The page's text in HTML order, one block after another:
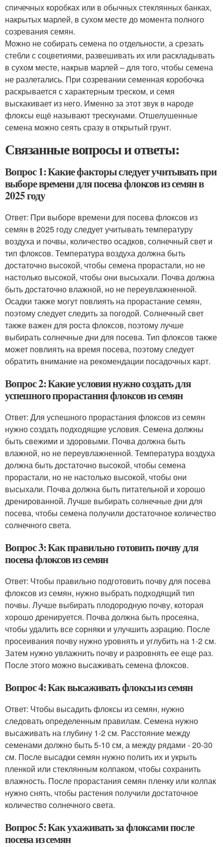
спичечных коробках или в обычных стеклянных банках,
накрытых марлей, в сухом месте до момента полного
созревания семян.
Можно не собирать семена по отдельности, а срезать
стебли с соцветиями, развешивать их или раскладывать
в сухом месте, накрыв марлей – для того, чтобы семена
не разлетались. При созревании семенная коробочка
раскрывается с характерным треском, и семя
выскакивает из него. Именно за этот звук в народе
флоксы ещё называют трескунами. Отшелушенные
семена можно сеять сразу в открытый грунт.
Связанные вопросы и ответы:
Вопрос 1: Какие факторы следует учитывать при
выборе времени для посева флоксов из семян в
2025 году
Ответ: При выборе времени для посева флоксов из
семян в 2025 году следует учитывать температуру
воздуха и почвы, количество осадков, солнечный свет и
тип флоксов. Температура воздуха должна быть
достаточно высокой, чтобы семена прорастали, но не
настолько высокой, чтобы они высыхали. Почва должна
быть достаточно влажной, но не переувлажненной.
Осадки также могут повлиять на прорастание семян,
поэтому следует следить за погодой. Солнечный свет
также важен для роста флоксов, поэтому лучше
выбирать солнечные дни для посева. Тип флоксов также
может повлиять на время посева, поэтому следует
обратить внимание на рекомендации посадочных карт.
Вопрос 2: Какие условия нужно создать для
успешного прорастания флоксов из семян
Ответ: Для успешного прорастания флоксов из семян
нужно создать подходящие условия. Семена должны
быть свежими и здоровыми. Почва должна быть
влажной, но не переувлажненной. Температура воздуха
должна быть достаточно высокой, чтобы семена
прорастали, но не настолько высокой, чтобы они
высыхали. Почва должна быть питательной и хорошо
дренированной. Лучше выбирать солнечные дни для
посева, чтобы семена получили достаточное количество
солнечного света.
Вопрос 3: Как правильно готовить почву для
посева флоксов из семян
Ответ: Чтобы правильно подготовить почву для посева
флоксов из семян, нужно выбрать подходящий тип
почвы. Лучше выбирать плодородную почву, которая
хорошо дренируется. Почва должна быть просеяна,
чтобы удалить все сорняки и улучшить аэрацию. После
просеивания почву нужно уровнять и углубить на 1-2 см.
Затем нужно увлажнить почву и разровнять ее еще раз.
После этого можно высаживать семена флоксов.
Вопрос 4: Как высаживать флоксы из семян
Ответ: Чтобы высадить флоксы из семян, нужно
следовать определенным правилам. Семена нужно
высаживать на глубину 1-2 см. Расстояние между
семенами должно быть 5-10 см, а между рядами - 20-30
см. После высадки семян нужно полить их и укрыть
пленкой или стеклянным колпаком, чтобы сохранить
влажность. После прорастания семян пленку или колпак
нужно снять, чтобы растения получили достаточное
количество солнечного света.
Вопрос 5: Как ухаживать за флоксами после
посева из семян